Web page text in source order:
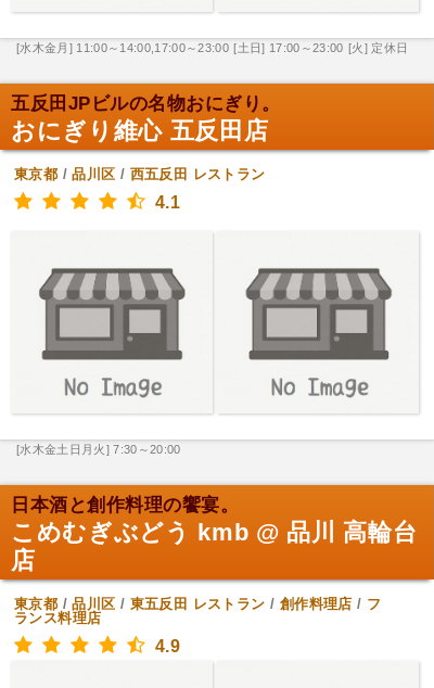
[水木金月] 11:00～14:00,17:00～23:00 [土日] 17:00～23:00 [火] 定休日
五反田JPビルの名物おにぎり。
おにぎり維心 五反田店
東京都 /品川区 / 西五反田 レストラン
4.1
[水木金土日月火] 7:30～20:00
日本酒と創作料理の饗宴。
こめむぎぶどう kmb @ 品川 高輪台
店
東京都 /品川区 / 東五反田 レストラン / 創作料理店 / フ
ランス料理店
4.9